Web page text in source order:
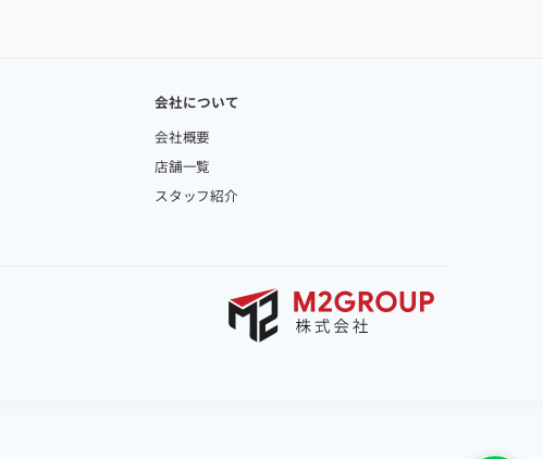
会社について
会社概要
店舗一覧
スタッフ紹介